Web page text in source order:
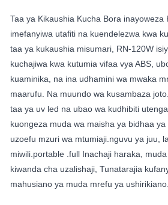
Taa ya Kikaushia Kucha Bora inayoweza
imefanyiwa utafiti na kuendelezwa kwa
taa ya kukaushia misumari, RN-120W
kuchajiwa kwa kutumia vifaa vya ABS,
kuaminika, na ina udhamini wa mwaka
maarufu. Na muundo wa kusambaza
taa ya uv led na ubao wa kudhibiti
kuongeza muda wa maisha ya bidhaa
uzoefu mzuri wa mtumiaji.nguvu ya juu,
miwili.portable .full Inachaji haraka,
kiwanda cha uzalishaji, Tunatarajia
mahusiano ya muda mrefu ya ushirikiano.